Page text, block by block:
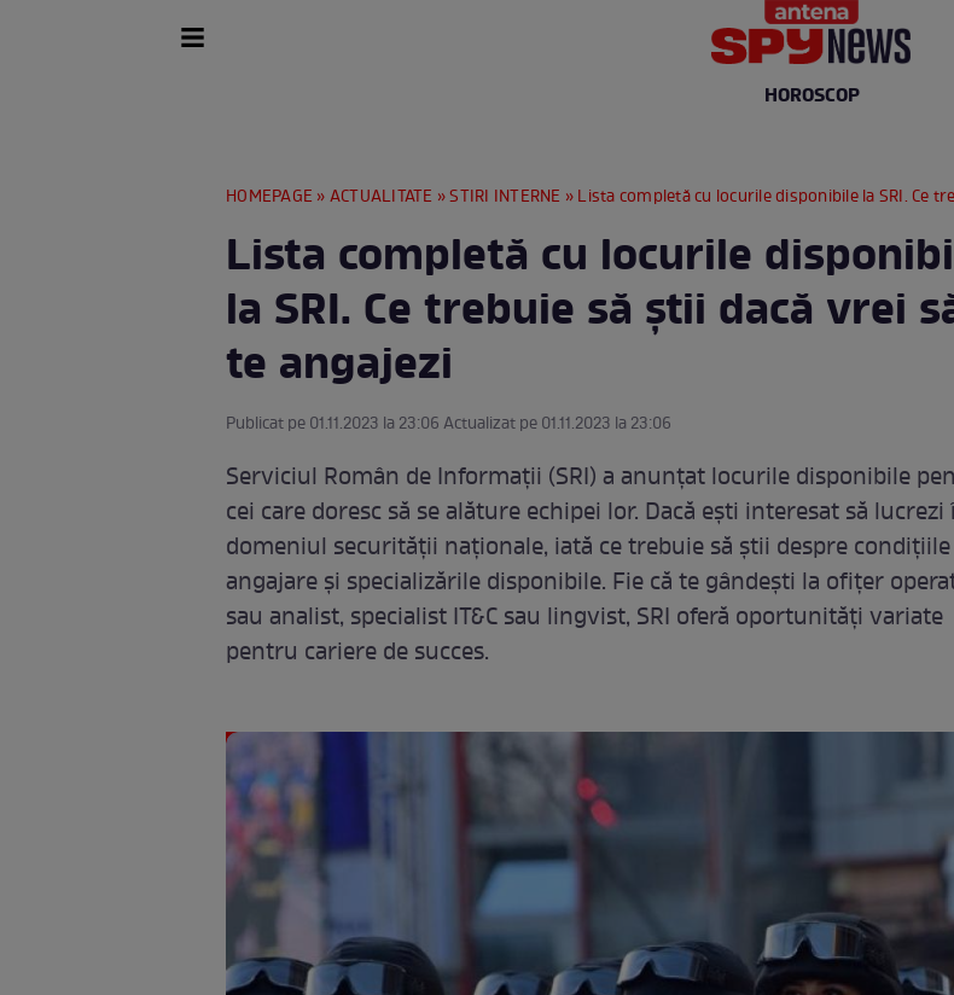
HOROSCOP
HOMEPAGE »ACTUALITATE »STIRI INTERNE » Lista completă cu locurile disponibile la SRI. Ce trebuie să știi dacă vrei să te
Lista completă cu locurile
la SRI. Ce trebuie să știi dacă vrei
te angajezi
Publicat pe 01.11.2023 la 23:06 Actualizat pe 01.11.2023 la 23:06
Serviciul Român de Informații (SRI) a anunțat locurile disponibile
cei care doresc să se alăture echipei lor. Dacă ești interesat să lucrezi
domeniul securității naționale, iată ce trebuie să știi despre
angajare și specializările disponibile. Fie că te gândești la ofițer
sau analist, specialist IT&C sau lingvist, SRI oferă oportunități variate
pentru cariere de succes.